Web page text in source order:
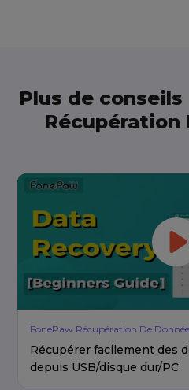
Plus de
Récupération
FonePaw Récupération De
Récupérer facilement des
depuis USB/disque dur/PC